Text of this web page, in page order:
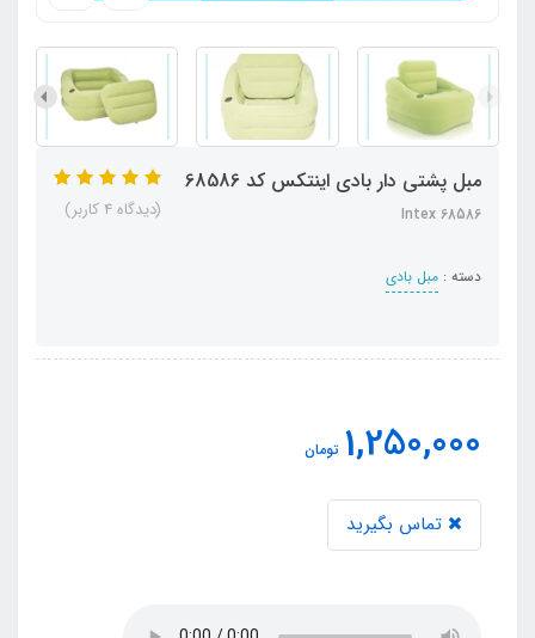
مبل پشتی دار بادی اینتکس کد 68586
Intex 68586
دسته : مبل بادی
(دیدگاه 4 کاربر)
1,250,000 تومان
تماس بگیرید